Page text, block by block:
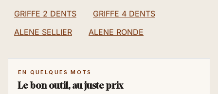
GRIFFE 2 DENTS
GRIFFE 4 DENTS
ALENE SELLIER
ALENE RONDE
EN QUELQUES MOTS
Le bon outil, au juste prix